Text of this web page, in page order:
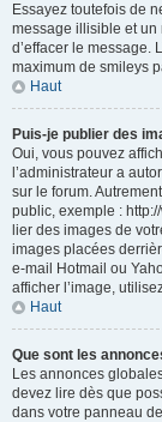
Essayez toutefois de
message illisible et un
d’effacer le message.
maximum de smileys
Haut
Puis-je publier des
Oui, vous pouvez
l’administrateur a
sur le forum.
public, exemple :
lier des images de
images placées
e-mail Hotmail ou
afficher l’image,
Haut
Que sont les
Les annonces
devez lire dès que
dans votre panneau